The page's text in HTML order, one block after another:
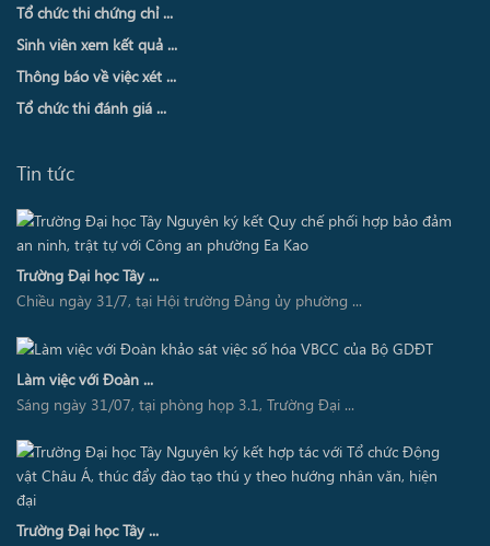
Tổ chức thi chứng chỉ ...
Sinh viên xem kết quả ...
Thông báo về việc xét ...
Tổ chức thi đánh giá ...
Tin tức
Trường Đại học Tây ...
Chiều ngày 31/7, tại Hội trường Đảng ủy phường ...
Làm việc với Đoàn ...
Sáng ngày 31/07, tại phòng họp 3.1, Trường Đại ...
Trường Đại học Tây ...